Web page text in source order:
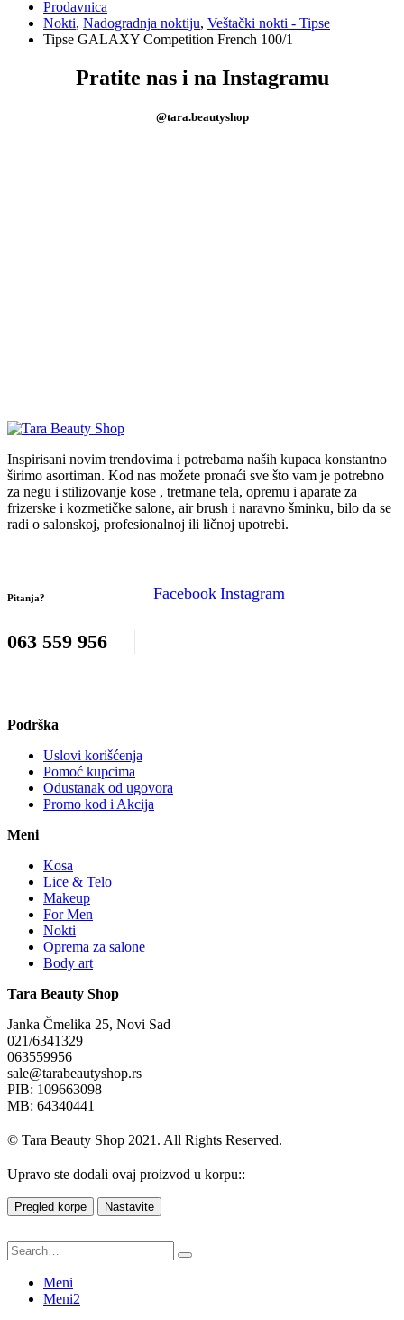
Prodavnica
Nokti, Nadogradnja noktiju, Veštački nokti - Tipse
Tipse GALAXY Competition French 100/1
Pratite nas i na Instagramu
@tara.beautyshop
Inspirisani novim trendovima i potrebama naših kupaca konstantno
širimo asortiman. Kod nas možete pronaći sve što vam je potrebno
za negu i stilizovanje kose , tretmane tela, opremu i aparate za
frizerske i kozmetičke salone, air brush i naravno šminku, bilo da se
radi o salonskoj, profesionalnoj ili ličnoj upotrebi.
Pitanja?
063 559 956
Facebook Instagram
Podrška
Uslovi korišćenja
Pomoć kupcima
Odustanak od ugovora
Promo kod i Akcija
Meni
Kosa
Lice & Telo
Makeup
For Men
Nokti
Oprema za salone
Body art
Tara Beauty Shop
Janka Čmelika 25, Novi Sad
021/6341329
063559956
sale@tarabeautyshop.rs
PIB: 109663098
MB: 64340441
© Tara Beauty Shop 2021. All Rights Reserved.
Upravo ste dodali ovaj proizvod u korpu::
Pregled korpe Nastavite
Meni
Meni2